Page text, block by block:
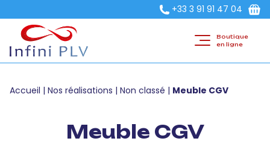
+33 3 91 91 47 04
Boutique
en ligne
Accueil | Nos réalisations | Non classé | Meuble CGV
Meuble CGV